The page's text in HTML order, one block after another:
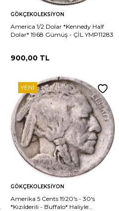
GÖKÇEKOLEKSIYON
America 1/2 Dolar *Kennedy Half
Dolar* 1968 Gümüş - ÇİL YMP11283
900,00 TL
YENI
GÖKÇEKOLEKSIYON
Amerika 5 Cents 1920's - 30's
*Kızılderili - Buffalo* Haliyle